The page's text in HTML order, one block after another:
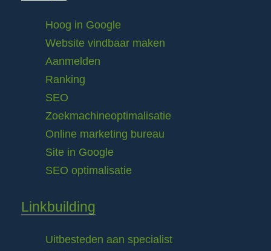
Hoog in Google
Website vindbaar maken
Aanmelden
Ranking
SEO
Zoekmachineoptimalisatie
Online marketing bureau
Site in Google
SEO optimalisatie
Linkbuilding
Uitbesteden aan specialist